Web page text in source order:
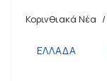
Κορινθιακά Νέα
ΕΛΛΑΔΑ